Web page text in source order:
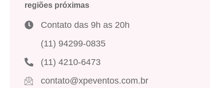
regiões próximas
Contato das 9h as 20h
(11) 94299-0835
(11) 4210-6473
contato@xpeventos.com.br